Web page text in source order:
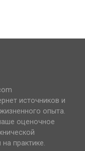
источников и
опыта.
оценочное
практике.